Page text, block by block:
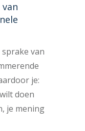
van
je:
doen
je mening